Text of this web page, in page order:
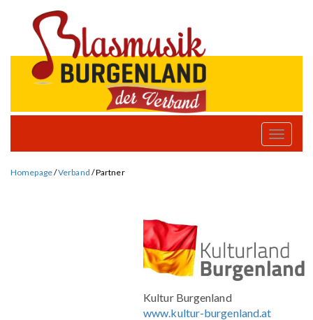
Toggle
Homepage/Verband /Partner
Kultur Burgenland
www.kultur-burgenland.at